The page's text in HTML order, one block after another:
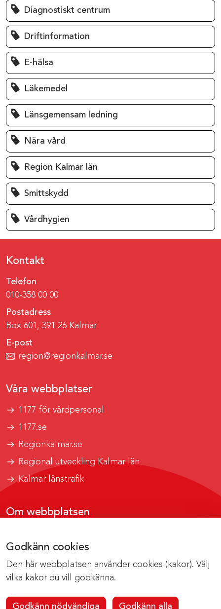
Godkänn cookies
Den här webbplatsen använder cookies (kakor). Välj
vilka kakor du vill godkänna.
Godkänn nödvändiga Godkänn alla
Diagnostiskt centrum
Driftinformation
E-hälsa
Läkemedel
Länsgemensam ledning
Nära vård
Region Kalmar län
Smittskydd
Vårdhygien
Kontakt
Telefon
010-358 00 00
Postadress
Box 601, 391 26 Kalmar
E-post
region@regionkalmar.se
Våra webbplatser
1177 för vårdpersonal
1177.se
Regionkalmar.se
Regional utveckling Kalmar län
Kalmar länstrafik
Om webbplatsen
Om cookies
Kontakta webbredaktionen